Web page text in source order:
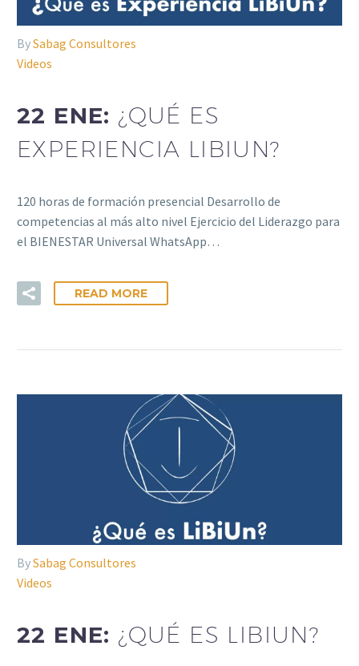
BySabag Consultores
Videos
22 ENE: ¿QUÉ ES
EXPERIENCIA LIBIUN?
120 horas de formación presencial Desarrollo de
competencias al más alto nivel Ejercicio del Liderazgo para
el BIENESTAR Universal WhatsApp…
READ MORE
BySabag Consultores
Videos
22 ENE: ¿QUÉ ES LIBIUN?